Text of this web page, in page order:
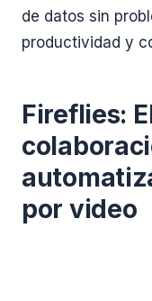
de datos sin
productividad y
Fireflies:
por video